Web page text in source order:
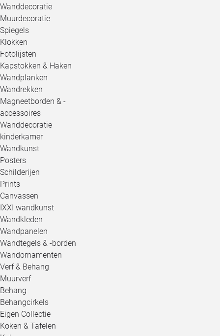
Wanddecoratie
Muurdecoratie
Spiegels
Klokken
Fotolijsten
Kapstokken & Haken
Wandplanken
Wandrekken
Magneetborden & -
accessoires
Wanddecoratie
kinderkamer
Wandkunst
Posters
Schilderijen
Prints
Canvassen
IXXI wandkunst
Wandkleden
Wandpanelen
Wandtegels & -borden
Wandornamenten
Verf & Behang
Muurverf
Behang
Behangcirkels
Eigen Collectie
Koken & Tafelen